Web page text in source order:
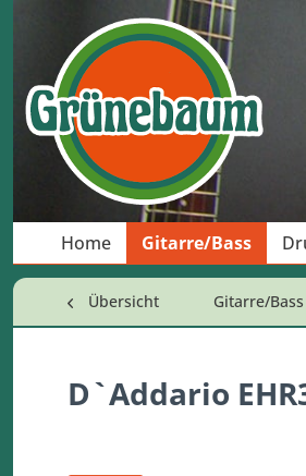
Home Gitarre/Bass
Übersicht Gitarre/Bass
D`Addario